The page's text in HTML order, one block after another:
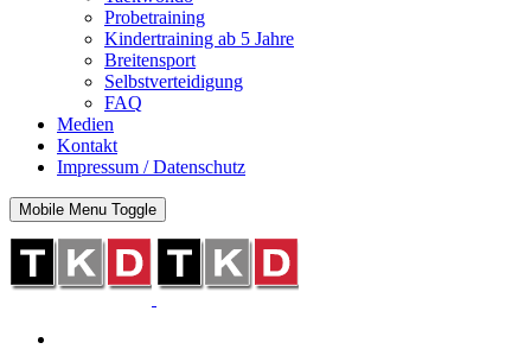
Probetraining
Kindertraining ab 5 Jahre
Breitensport
Selbstverteidigung
FAQ
Medien
Kontakt
Impressum / Datenschutz
Mobile Menu Toggle